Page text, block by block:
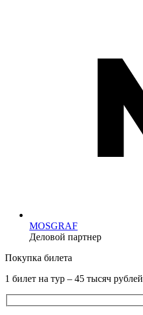
MOSGRAF
Деловой партнер
Покупка билета
1 билет на тур – 45 тысяч рублей